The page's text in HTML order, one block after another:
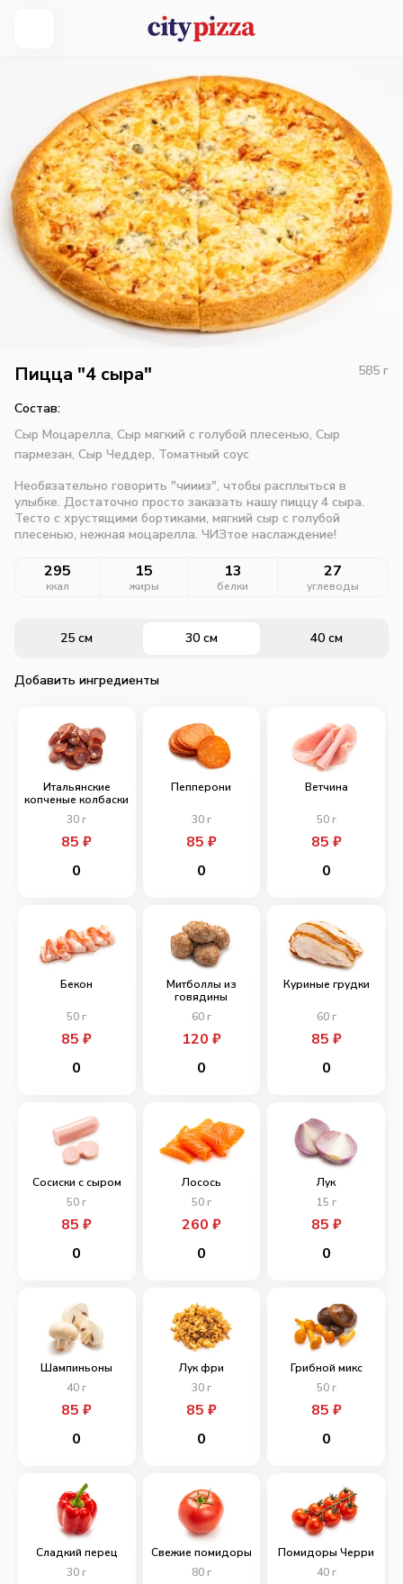
Пицца "4 сыра" 585 г
Состав:
Сыр Моцарелла, Сыр мягкий с голубой плесенью, Сыр
пармезан, Сыр Чеддер, Томатный соус
Необязательно говорить "чиииз", чтобы расплыться в
улыбке. Достаточно просто заказать нашу пиццу 4 сыра.
Тесто с хрустящими бортиками, мягкий сыр с голубой
плесенью, нежная моцарелла. ЧИЗтое наслаждение!
295
ккал
15
жиры
13
белки
27
углеводы
25 см 30 см 40 см
Добавить ингредиенты
Итальянские
копченые колбаски
30 г
85₽
0
Пепперони
30г
85 ₽
0
Ветчина
50г
85 ₽
0
Бекон
50 г
85₽
0
Митболлы из
говядины
60г
120 ₽
0
Куриные грудки
60г
85 ₽
0
Сосиски с сыром
50 г
85₽
0
Лосось
50г
260 ₽
0
Лук
15 г
85 ₽
0
Шампиньоны
40 г
85₽
0
Лук фри
30г
85 ₽
0
Грибной микс
50г
85 ₽
0
Сладкий перец
30 г
Свежие помидоры
80г
Помидоры Черри
40г